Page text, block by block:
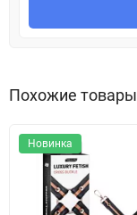
Похожие товары
Новинка